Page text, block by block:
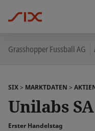
Grasshopper Fussball AG
SIX MARKTDATEN
Unilabs SA
Erster Handelstag